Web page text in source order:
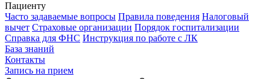
Пациенту
Часто задаваемые вопросы Правила поведения Налоговый
вычет Страховые организации Порядок госпитализации
Справка для ФНС Инструкция по работе с ЛК
База знаний
Контакты
Запись на прием